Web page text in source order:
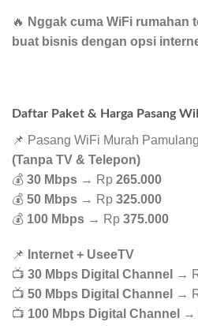
🔥 Nggak cuma WiFi rumahan
buat bisnis dengan opsi
Daftar Paket & Harga Pasang
📌 Pasang WiFi Murah Pamulang
(Tanpa TV & Telepon)
💰 30 Mbps → Rp 265.000
💰 50 Mbps → Rp 325.000
💰 100 Mbps → Rp 375.000
📌
Internet + UseeTV
📺 30 Mbps Digital Channel →
📺 50 Mbps Digital Channel →
📺 100 Mbps Digital Channel →